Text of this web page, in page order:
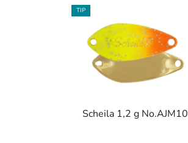
TIP
Scheila 1,2 g No.AJM10